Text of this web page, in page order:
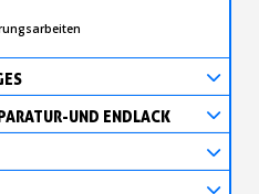
UND ENDLACK